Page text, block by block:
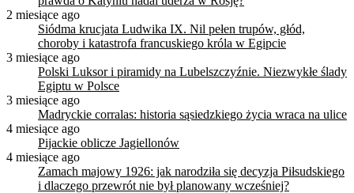
2 miesiące ago
Siódma krucjata Ludwika IX. Nil pełen trupów, głód,
choroby i katastrofa francuskiego króla w Egipcie
3 miesiące ago
Polski Luksor i piramidy na Lubelszczyźnie. Niezwykłe ślady
Egiptu w Polsce
3 miesiące ago
Madryckie corralas: historia sąsiedzkiego życia wraca na ulice
4 miesiące ago
Pijackie oblicze Jagiellonów
4 miesiące ago
Zamach majowy 1926: jak narodziła się decyzja Piłsudskiego
i dlaczego przewrót nie był planowany wcześniej?